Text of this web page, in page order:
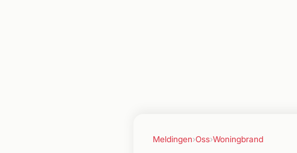
Meldingen›Oss›Woningbrand